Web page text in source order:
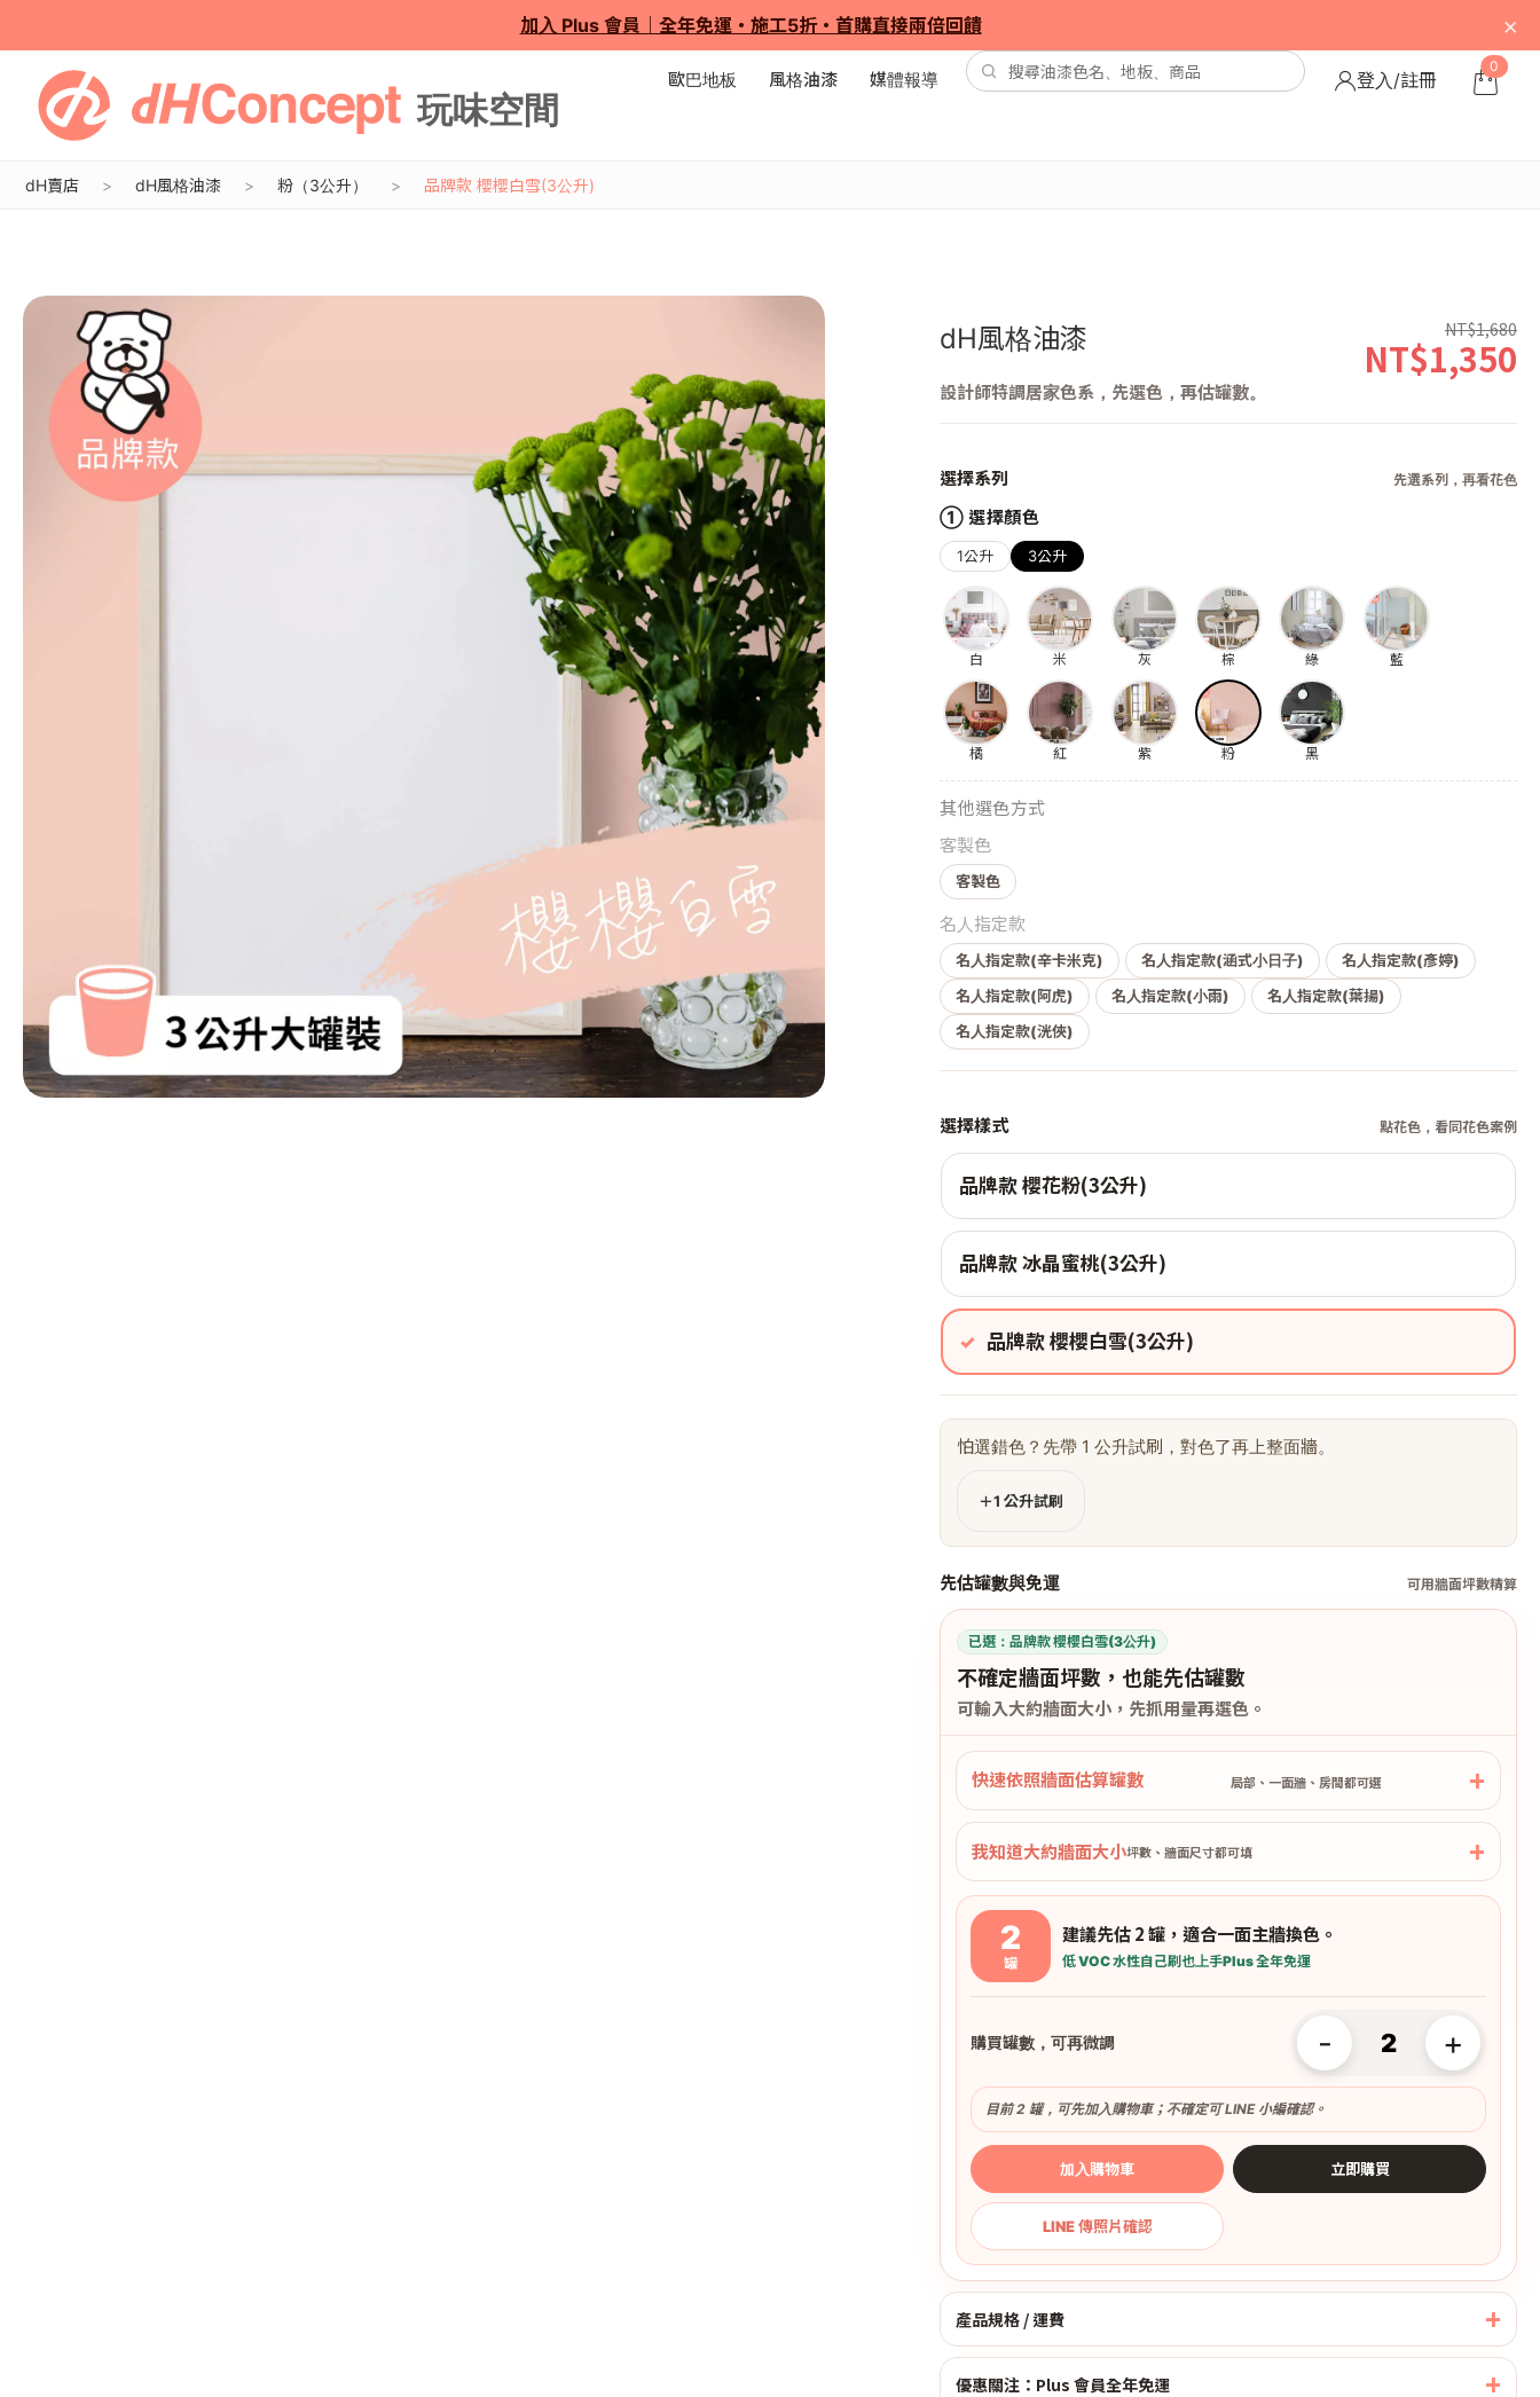
加入 Plus 會員｜全年免運・施工5折・首購直接兩倍回饋 ×
歐巴地板 風格油漆 媒體報導 登入/註冊
0
dH賣店 dH風格油漆 粉（3公升） 品牌款 櫻櫻白雪(3公升)
dH風格油漆
設計師特調居家色系，先選色，再估罐數。
NT$1,680
NT$1,350
選擇系列 先選系列，再看花色
① 選擇顏色
1公升 3公升
白 米 灰 棕 綠 藍
橘 紅 紫 粉 黑
其他選色方式
客製色
客製色
名人指定款
名人指定款(辛卡米克) 名人指定款(涵式小日子)
名人指定款(彥婷)
名人指定款(阿虎)
名人指定款(小雨)
名人指定款(葉揚)
名人指定款(洸俠)
選擇樣式 點花色，看同花色案例
品牌款 櫻花粉(3公升)
品牌款 冰晶蜜桃(3公升)
品牌款 櫻櫻白雪(3公升)
怕選錯色？先帶 1 公升試刷，對色了再上整面牆。
＋1 公升試刷
先估罐數與免運 可用牆面坪數精算
已選：品牌款 櫻櫻白雪(3公升)
不確定牆面坪數，也能先估罐數
可輸入大約牆面大小，先抓用量再選色。
快速依照牆面估算罐數 局部、一面牆、房間都可選
我知道大約牆面大小坪數、牆面尺寸都可填
2
罐
建議先估 2 罐，適合一面主牆換色。
低 VOC 水性自己刷也上手Plus 全年免運
購買罐數，可再微調 - +
目前 2 罐，可先加入購物車；不確定可 LINE 小編確認。
加入購物車 立即購買
LINE 傳照片確認
產品規格 / 運費
優惠關注：Plus 會員全年免運